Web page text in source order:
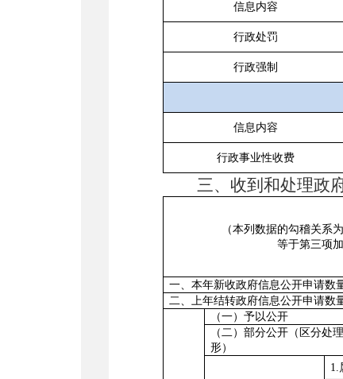
信息内容
行政处罚
行政强制
信息内容
行政事业性收费
三、收到和处理政
（本列数据的勾稽关系
等于第三项
一、本年新收政府信息公开申请数
二、上年结转政府信息公开申请数
（一）予以公开
（二）部分公开（区分处
形）
1.